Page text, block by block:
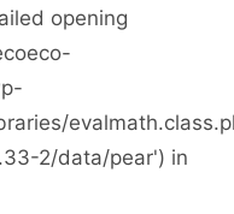
opening
2/data/pear') in